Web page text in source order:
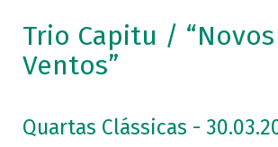
Trio Capitu / “Novos
Ventos”
Quartas Clássicas -